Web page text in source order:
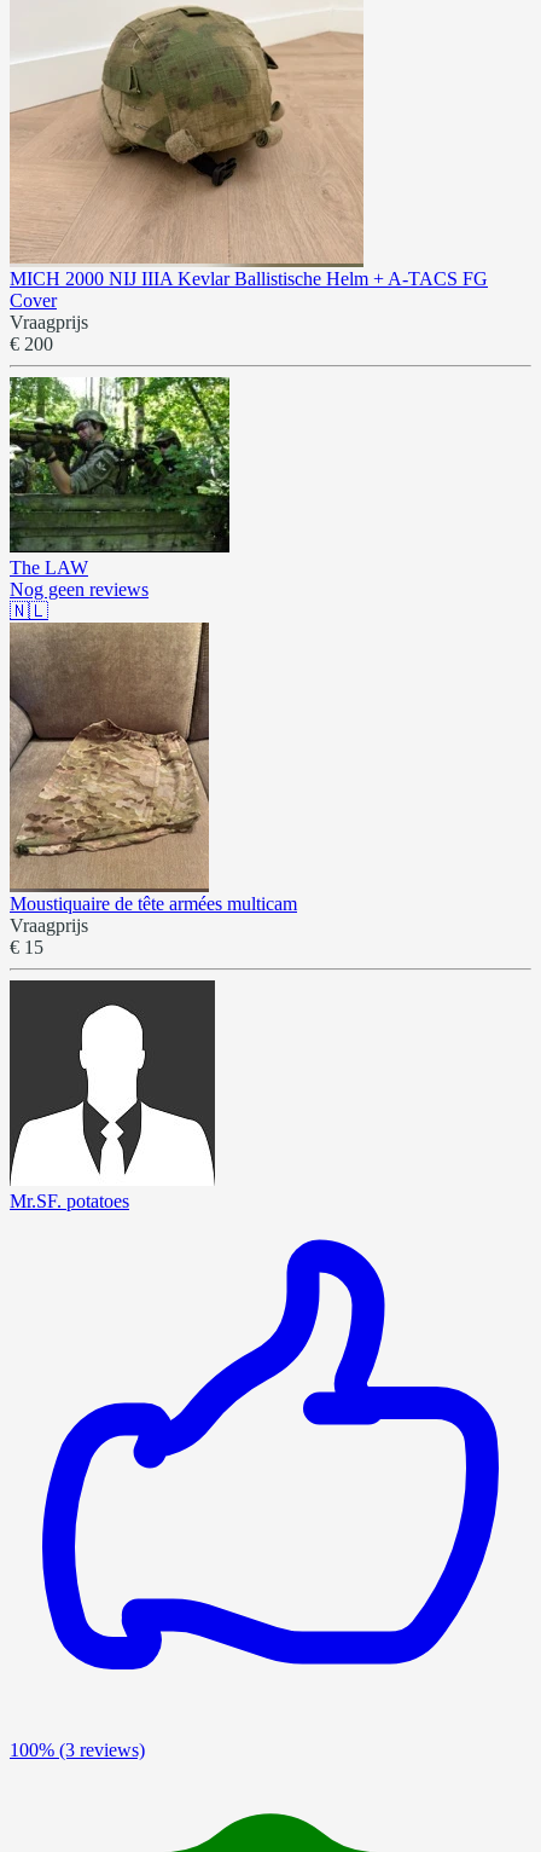
MICH 2000 NIJ IIIA Kevlar Ballistische Helm + A-TACS FG
Cover
Vraagprijs
€ 200
The LAW
Nog geen reviews
🇳🇱
Moustiquaire de tête armées multicam
Vraagprijs
€ 15
Mr.SF. potatoes
100% (3 reviews)